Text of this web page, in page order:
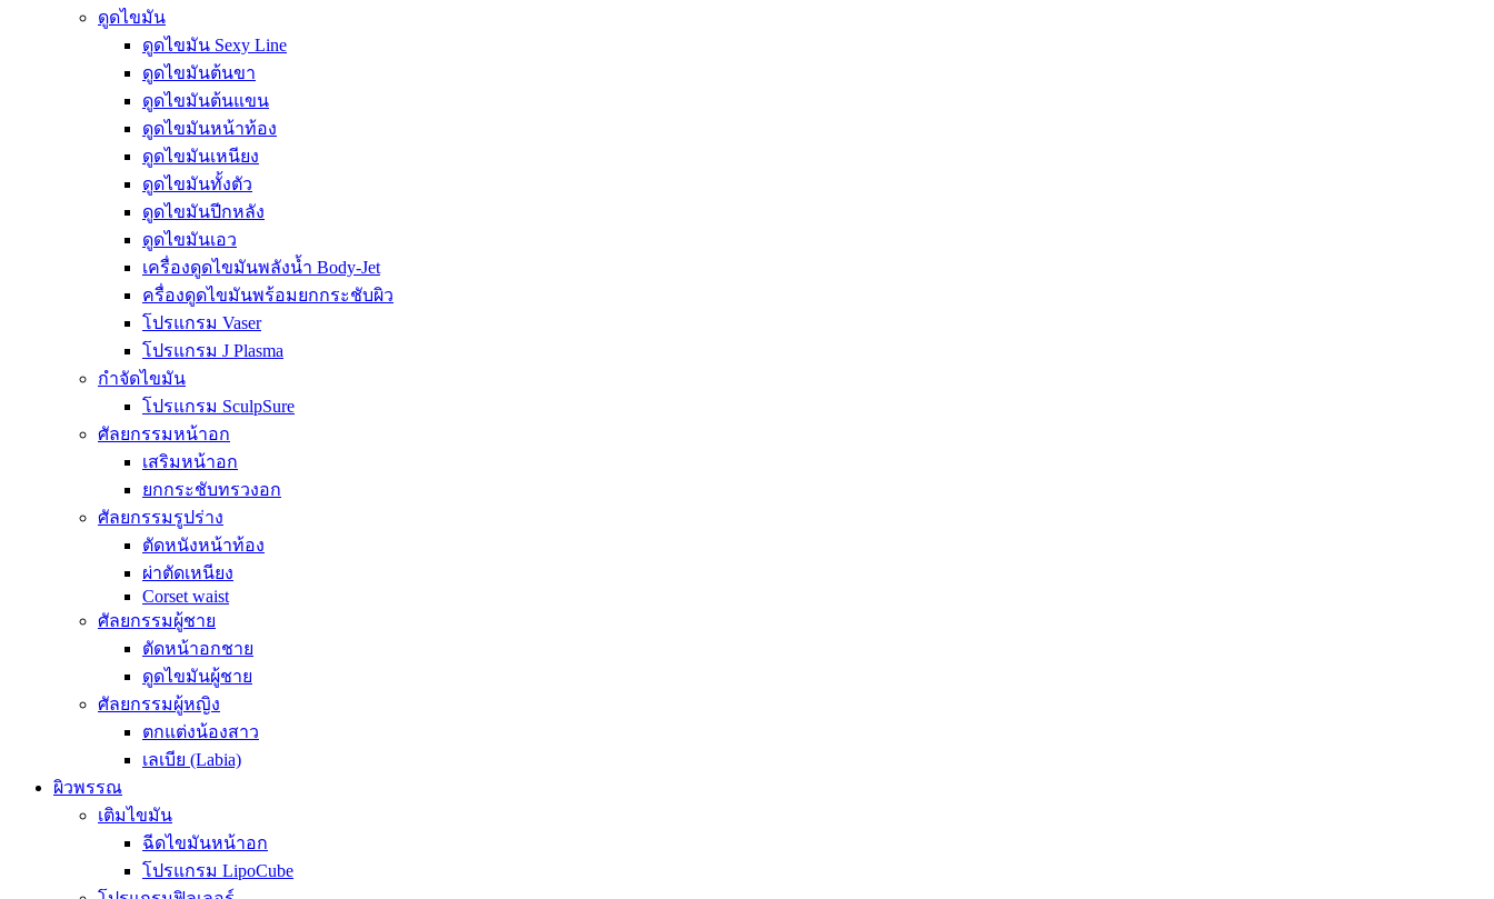
ดูดไขมัน
ดูดไขมัน Sexy Line
ดูดไขมันต้นขา
ดูดไขมันต้นแขน
ดูดไขมันหน้าท้อง
ดูดไขมันเหนียง
ดูดไขมันทั้งตัว
ดูดไขมันปีกหลัง
ดูดไขมันเอว
เครื่องดูดไขมันพลังน้ำ Body-Jet
ครื่องดูดไขมันพร้อมยกกระชับผิว
โปรแกรม Vaser
โปรแกรม J Plasma
กำจัดไขมัน
โปรแกรม SculpSure
ศัลยกรรมหน้าอก
เสริมหน้าอก
ยกกระชับทรวงอก
ศัลยกรรมรูปร่าง
ตัดหนังหน้าท้อง
ผ่าตัดเหนียง
Corset waist
ศัลยกรรมผู้ชาย
ตัดหน้าอกชาย
ดูดไขมันผู้ชาย
ศัลยกรรมผู้หญิง
ตกแต่งน้องสาว
เลเบีย (Labia)
ผิวพรรณ
เติมไขมัน
ฉีดไขมันหน้าอก
โปรแกรม LipoCube